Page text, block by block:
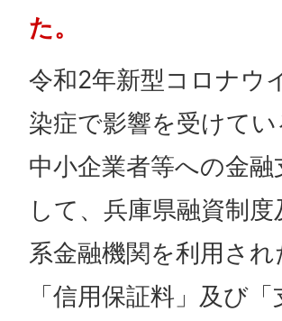
た。
令和2年新型コロナウ
染症で影響を受けて
中小企業者等への金融
して、兵庫県融資制
系金融機関を利用され
「信用保証料」及び